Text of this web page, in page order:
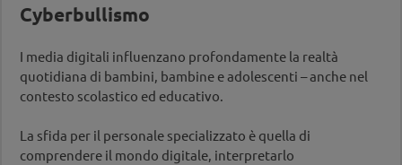
Cyberbullismo
I media digitali influenzano profondamente la realtà
quotidiana di bambini, bambine e adolescenti – anche nel
contesto scolastico ed educativo.
La sfida per il personale specializzato è quella di
comprendere il mondo digitale, interpretarlo